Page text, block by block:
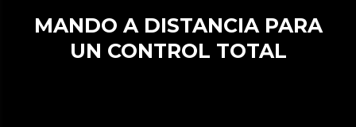
MANDO A DISTANCIA PARA
UN CONTROL TOTAL